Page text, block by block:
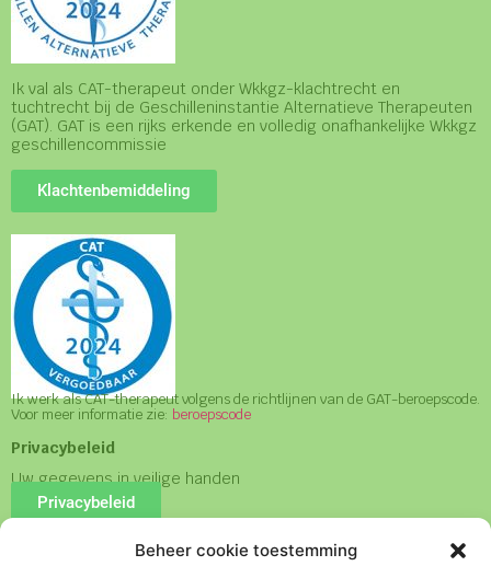
Beheer cookie toestemming
Ik val als CAT-therapeut onder Wkkgz-klachtrecht en
tuchtrecht bij de Geschilleninstantie Alternatieve Therapeuten
(GAT). GAT is een rijks erkende en volledig onafhankelijke Wkkgz
geschillencommissie
Klachtenbemiddeling
Ik werk als CAT-therapeut volgens de richtlijnen van de GAT-beroepscode.
Voor meer informatie zie: beroepscode
Privacybeleid
Uw gegevens in veilige handen
Privacybeleid
Algemene Voorwaarden